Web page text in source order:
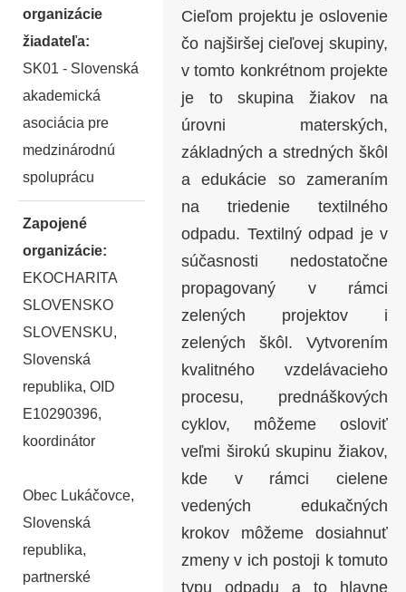
organizácie
žiadateľa:
SK01 - Slovenská
akademická
asociácia pre
medzinárodnú
spoluprácu
Zapojené
organizácie:
EKOCHARITA
SLOVENSKO
SLOVENSKU,
Slovenská
republika, OID
E10290396,
koordinátor
Obec Lukáčovce,
Slovenská
republika,
partnerské
Cieľom projektu je oslovenie
čo najširšej cieľovej skupiny,
v tomto konkrétnom projekte
je to skupina žiakov na
úrovni materských,
základných a stredných škôl
a edukácie so zameraním
na triedenie textilného
odpadu. Textilný odpad je v
súčasnosti nedostatočne
propagovaný v rámci
zelených projektov i
zelených škôl. Vytvorením
kvalitného vzdelávacieho
procesu, prednáškových
cyklov, môžeme osloviť
veľmi širokú skupinu žiakov,
kde v rámci cielene
vedených edukačných
krokov môžeme dosiahnuť
zmeny v ich postoji k tomuto
typu odpadu a to hlavne